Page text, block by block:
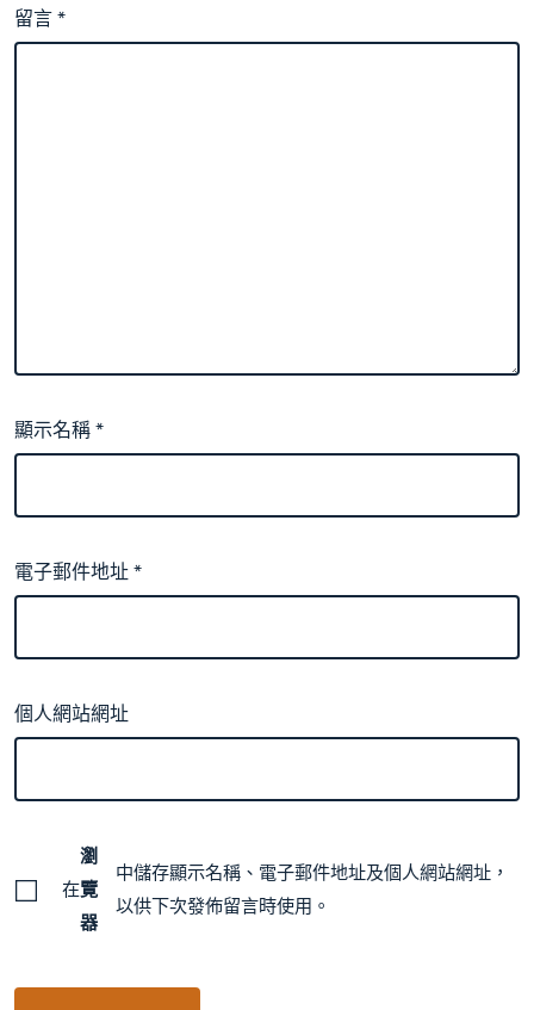
留言*
顯示名稱*
電子郵件地址*
個人網站網址
在
瀏
覽
器
中儲存顯示名稱、電子郵件地址及個人網站網址，
以供下次發佈留言時使用。